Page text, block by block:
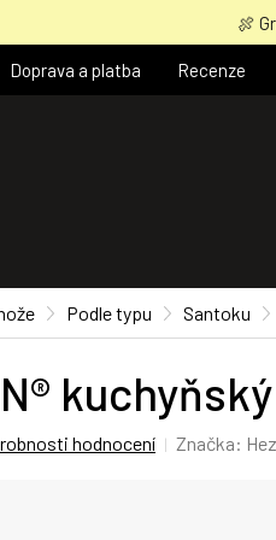
🍖
Doprava a platba Recenze
Podle typu Santoku
hodnocení Značka: